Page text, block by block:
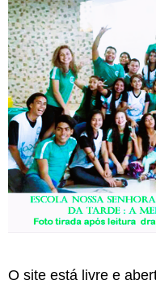
O site está livre e